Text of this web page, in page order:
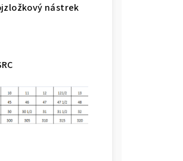
nástrek